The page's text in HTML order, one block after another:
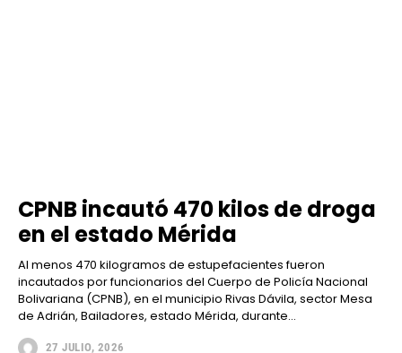
CPNB incautó 470 kilos de droga
en el estado Mérida
Al menos 470 kilogramos de estupefacientes fueron
incautados por funcionarios del Cuerpo de Policía Nacional
Bolivariana (CPNB), en el municipio Rivas Dávila, sector Mesa
de Adrián, Bailadores, estado Mérida, durante...
27 JULIO, 2026